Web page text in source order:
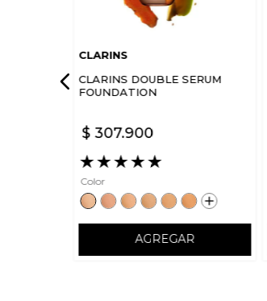
CLARINS
CLARINS DOUBLE SERUM
FOUNDATION
$ 307.900
★★★★★
Color
AGREGAR